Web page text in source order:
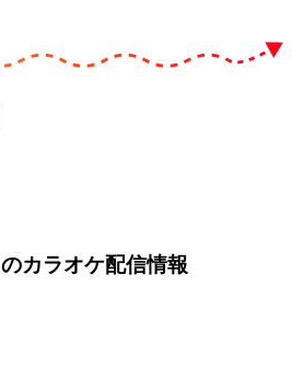
のカラオケ配信情報